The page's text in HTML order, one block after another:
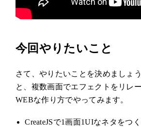
今回やりたいこと
さて、やりたいことを決めましょ
と、複数画面でエフェクトをリレ
WEBな作り方でやってみます。
CreateJSで1画面1UIなネタをつ